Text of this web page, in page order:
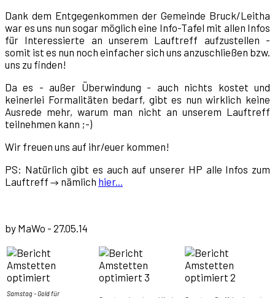
Dank dem Entgegenkommen der Gemeinde Bruck/Leitha
war es uns nun sogar möglich eine Info-Tafel mit allen Infos
für Interessierte an unserem Lauftreff aufzustellen -
somit ist es nun noch einfacher sich uns anzuschließen bzw.
uns zu finden!
Da es - außer Überwindung - auch nichts kostet und
keinerlei Formalitäten bedarf, gibt es nun wirklich keine
Ausrede mehr, warum man nicht an unserem Lauftreff
teilnehmen kann ;-)
Wir freuen uns auf ihr/euer kommen!
PS: Natürlich gibt es auch auf unserer HP alle Infos zum
Lauftreff → nämlich hier...
by MaWo - 27.05.14
Samstag - Gold für